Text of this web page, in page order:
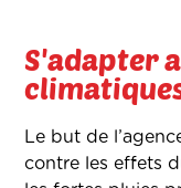
S'adapter
Le but de
contre les effets